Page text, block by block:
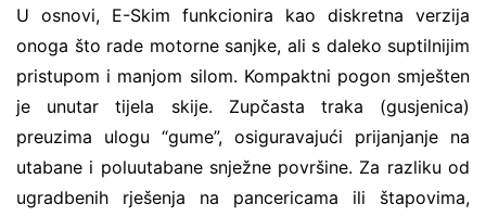
U osnovi, E-Skim funkcionira kao diskretna verzija
onoga što rade motorne sanjke, ali s daleko suptilnijim
pristupom i manjom silom. Kompaktni pogon smješten
je unutar tijela skije. Zupčasta traka (gusjenica)
preuzima ulogu “gume”, osiguravajući prijanjanje na
utabane i poluutabane snježne površine. Za razliku od
ugradbenih rješenja na pancericama ili štapovima,